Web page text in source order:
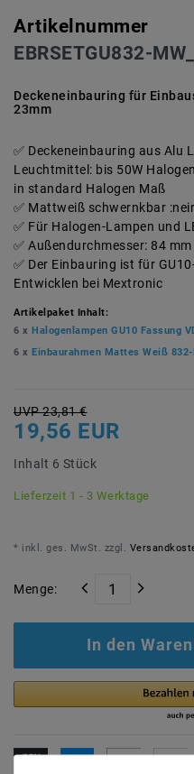
Artikelnummer
EBRSETGU832-
Deckeneinbauring für
23mm
Deckeneinbauring aus Alu
Leuchtmittel: bis 50W
in standard Halogen Maß
Mattweiß schwernkbar
Für Halogen-Lampen und
Außendurchmesser: 84
Der Einbauring ist für
Entwicklen bei Mextronic
Artikelpaket Inhalt:
6 x Halogenlampen GU10 Fassung
6 x Einbaurahmen Mattes Weiß
UVP 23,81 €
19,56 EUR
Inhalt 6 Stück
Lieferzeit 1 - 3 Werktage
* inkl. ges. MwSt. zzgl.
Menge:
In den